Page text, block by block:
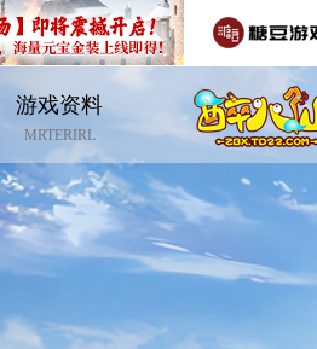
回合制游戏
醉红楼
醉八仙
国战游戏
秦始皇
斗神
游戏资料
MRTERIRL